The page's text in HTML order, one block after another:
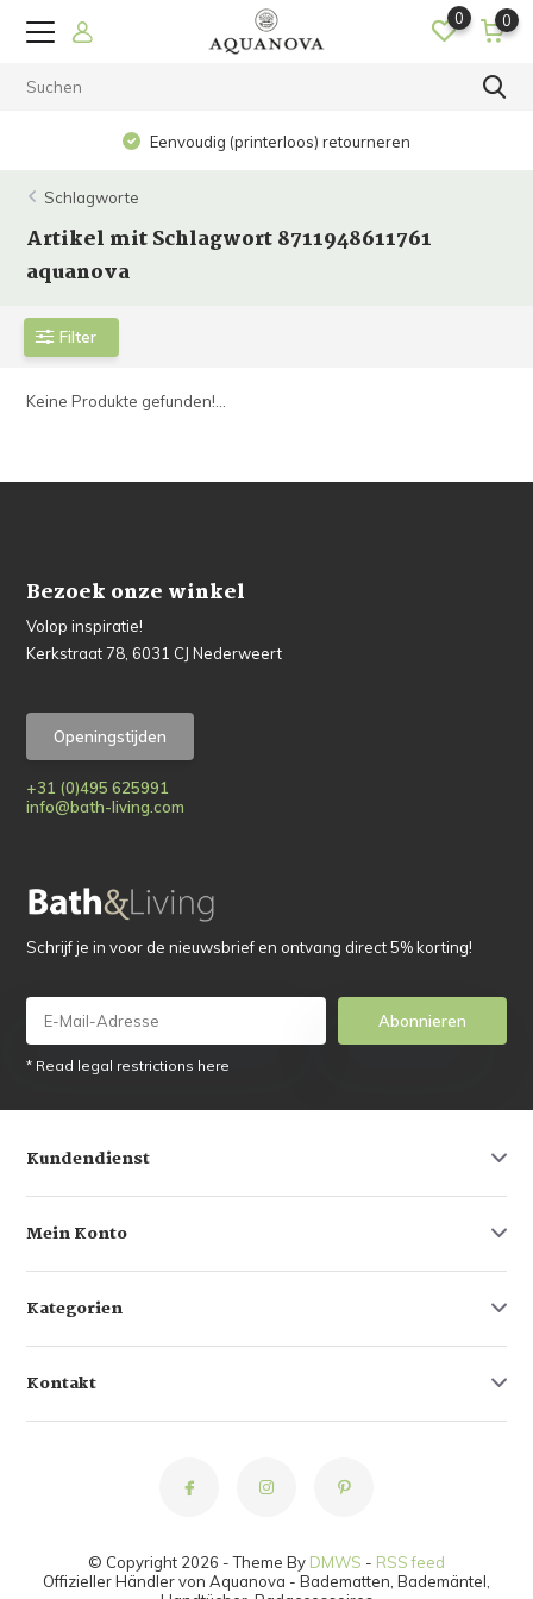
0 0
Eenvoudig (printerloos) retourneren
Schlagworte
Artikel mit Schlagwort 8711948611761
aquanova
Filter
Keine Produkte gefunden!...
Bezoek onze winkel
Volop inspiratie!
Kerkstraat 78, 6031 CJ Nederweert
Openingstijden
+31 (0)495 625991
info@bath-living.com
Schrijf je in voor de nieuwsbrief en ontvang direct 5% korting!
Abonnieren
* Read legal restrictions here
Kundendienst
Mein Konto
Kategorien
Kontakt
© Copyright 2026 - Theme By DMWS - RSS feed
Offizieller Händler von Aquanova - Badematten, Bademäntel,